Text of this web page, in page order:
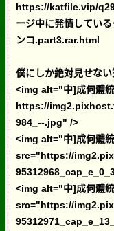
https://katfile.vip/
ージ中に発情してい
ンコ.part3.rar.html
僕にしか絶対見せな
<img alt="中]成何體
https://
984_--.jpg" />
<img alt="中]成何體
src="https://
<img alt="中]成何體
src="https://